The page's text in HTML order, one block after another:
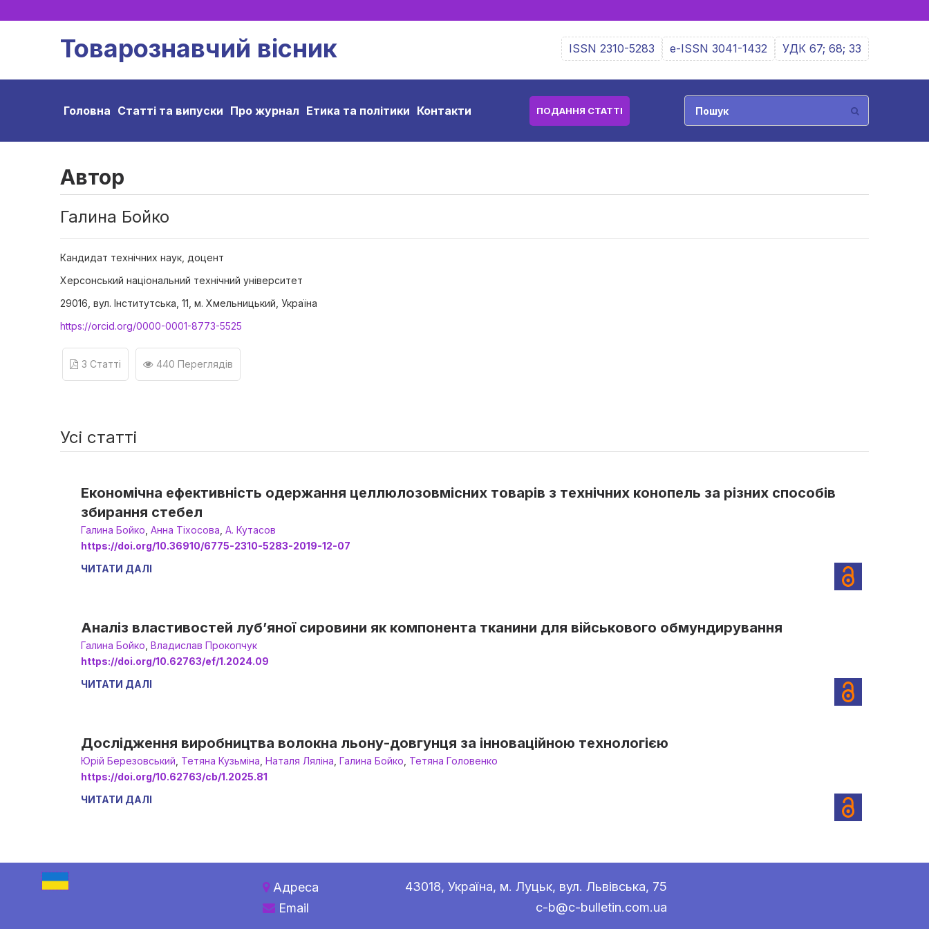
Товарознавчий вісник ISSN 2310-5283 e-ISSN 3041-1432 УДК 67; 68; 33
Головна Статті та випуски Про журнал Етика та політики Контакти ПОДАННЯ СТАТТІ
Автор
Галина Бойко
Кандидат технічних наук, доцент
Херсонський національний технічний університет
29016, вул. Інститутська, 11, м. Хмельницький, Україна
https://orcid.org/0000-0001-8773-5525
3 Статті 440 Переглядів
Усі статті
Економічна ефективність одержання целлюлозовмісних товарів з технічних конопель за різних способів
збирання стебел
Галина Бойко Анна Тіхосова А. Кутасов
https://doi.org/10.36910/6775-2310-5283-2019-12-07
ЧИТАТИ ДАЛІ
Аналіз властивостей луб’яної сировини як компонента тканини для військового обмундирування
Галина Бойко Владислав Прокопчук
https://doi.org/10.62763/ef/1.2024.09
ЧИТАТИ ДАЛІ
Дослідження виробництва волокна льону-довгунця за інноваційною технологією
Юрій Березовський Тетяна Кузьміна Наталя Ляліна Галина Бойко Тетяна Головенко
https://doi.org/10.62763/cb/1.2025.81
ЧИТАТИ ДАЛІ
Адреса
43018, Україна, м. Луцьк, вул. Львівська, 75
Email
c-b@c-bulletin.com.ua